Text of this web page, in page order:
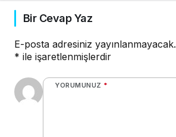
Bir Cevap Yaz
E-posta adresiniz yayınlanmayacak.
* ile işaretlenmişlerdir
YORUMUNUZ *